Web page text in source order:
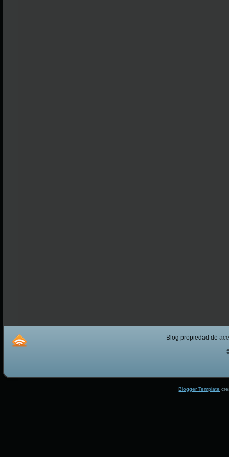
Blog propiedad de
Blogger Template